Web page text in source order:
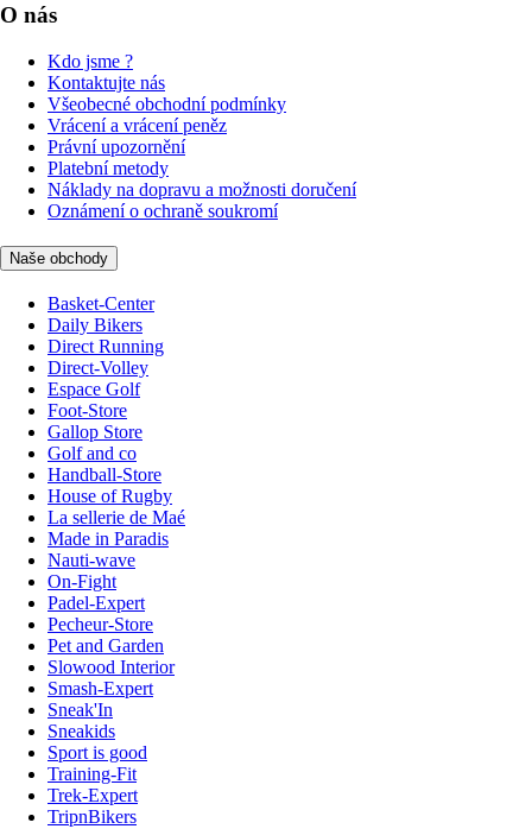
O nás
Kdo jsme ?
Kontaktujte nás
Všeobecné obchodní podmínky
Vrácení a vrácení peněz
Právní upozornění
Platební metody
Náklady na dopravu a možnosti doručení
Oznámení o ochraně soukromí
Naše obchody
Basket-Center
Daily Bikers
Direct Running
Direct-Volley
Espace Golf
Foot-Store
Gallop Store
Golf and co
Handball-Store
House of Rugby
La sellerie de Maé
Made in Paradis
Nauti-wave
On-Fight
Padel-Expert
Pecheur-Store
Pet and Garden
Slowood Interior
Smash-Expert
Sneak'In
Sneakids
Sport is good
Training-Fit
Trek-Expert
TripnBikers